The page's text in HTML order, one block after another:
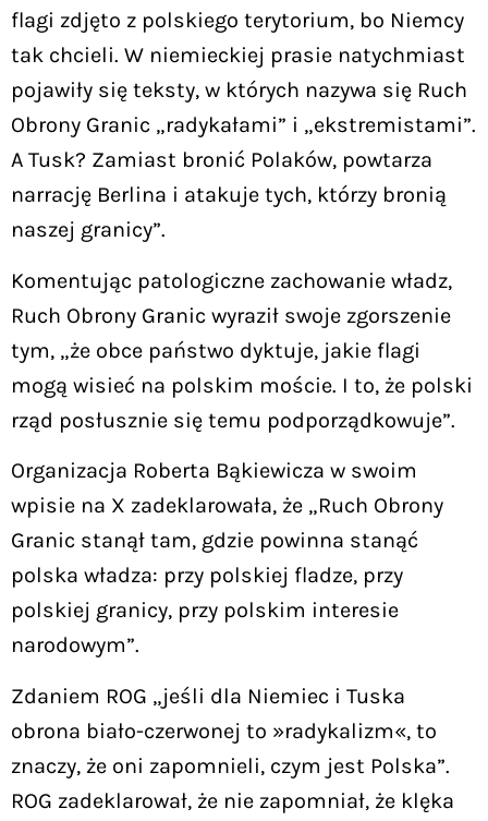
flagi zdjęto z polskiego terytorium, bo Niemcy
tak chcieli. W niemieckiej prasie natychmiast
pojawiły się teksty, w których nazywa się Ruch
Obrony Granic „radykałami” i „ekstremistami”.
A Tusk? Zamiast bronić Polaków, powtarza
narrację Berlina i atakuje tych, którzy bronią
naszej granicy”.
Komentując patologiczne zachowanie władz,
Ruch Obrony Granic wyraził swoje zgorszenie
tym, „że obce państwo dyktuje, jakie flagi
mogą wisieć na polskim moście. I to, że polski
rząd posłusznie się temu podporządkowuje”.
Organizacja Roberta Bąkiewicza w swoim
wpisie na X zadeklarowała, że „Ruch Obrony
Granic stanął tam, gdzie powinna stanąć
polska władza: przy polskiej fladze, przy
polskiej granicy, przy polskim interesie
narodowym”.
Zdaniem ROG „jeśli dla Niemiec i Tuska
obrona biało-czerwonej to »radykalizm«, to
znaczy, że oni zapomnieli, czym jest Polska”.
ROG zadeklarował, że nie zapomniał, że klęka